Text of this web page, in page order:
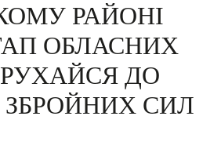
РАЙОНІ
ОБЛАСНИХ
ДО
СИЛ